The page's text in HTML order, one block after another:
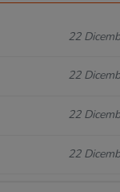
22
22
22
22